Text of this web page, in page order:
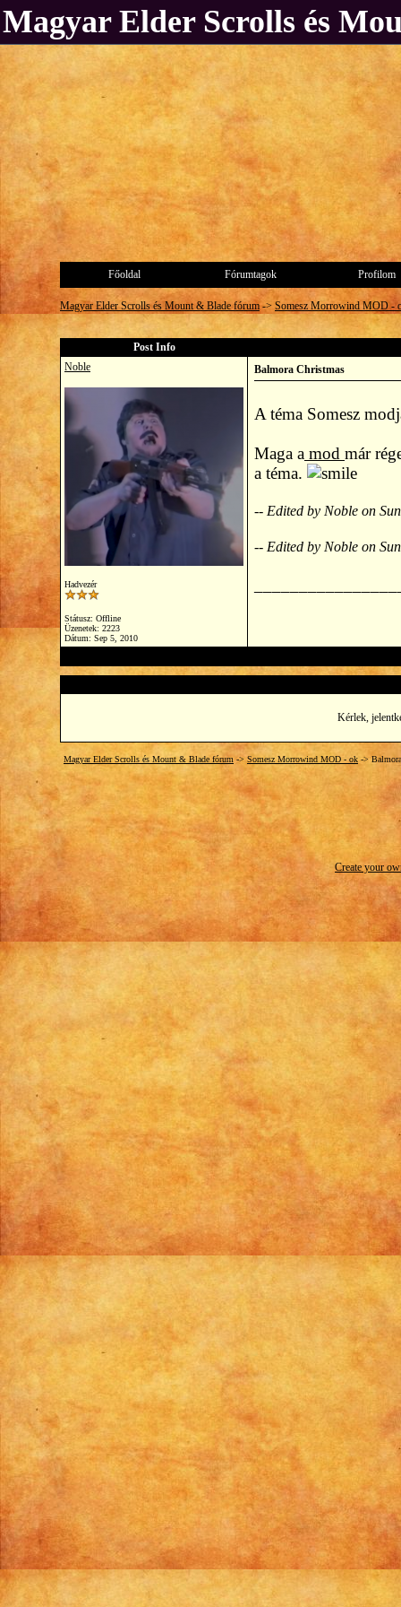
Magyar Elder Scrolls és
Főoldal Fórumtagok Profilom
Magyar Elder Scrolls és Mount & Blade fórum-> Somesz Morrowind MOD -
Post Info
Noble
Hadvezér
Státusz: Offline
Üzenetek: 2223
Dátum: Sep 5, 2010
Balmora Christmas
A téma Somesz
Maga a mod már
a téma.
-- Edited by Noble on
-- Edited by Noble on
Kérlek,
Magyar Elder Scrolls és Mount & Blade fórum ->Somesz Morrowind MOD - ok ->
Create your